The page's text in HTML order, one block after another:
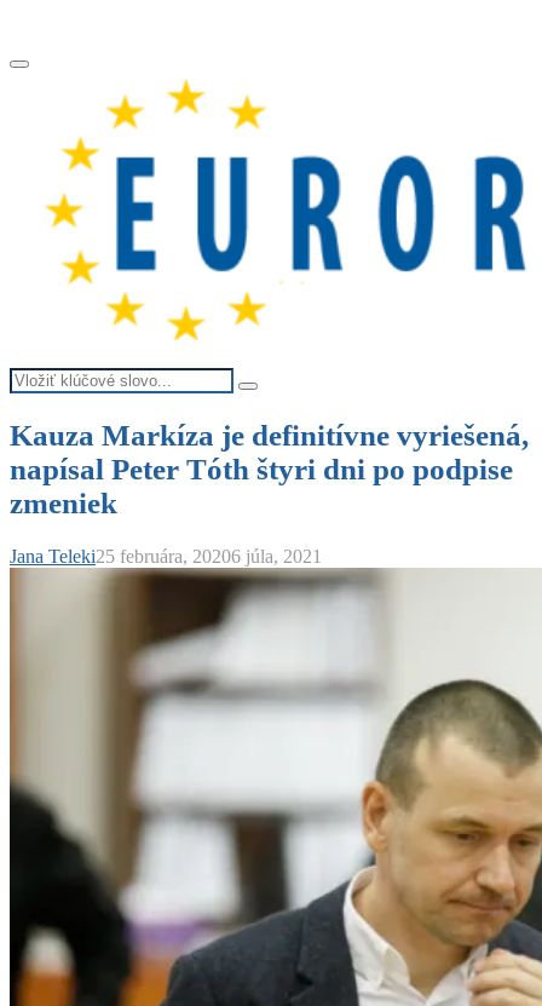
Primary
Search
for:
Search
Kauza Markíza je definitívne vyriešená,
napísal Peter Tóth štyri dni po podpise
zmeniek
Jana Teleki25 februára, 20206 júla, 2021